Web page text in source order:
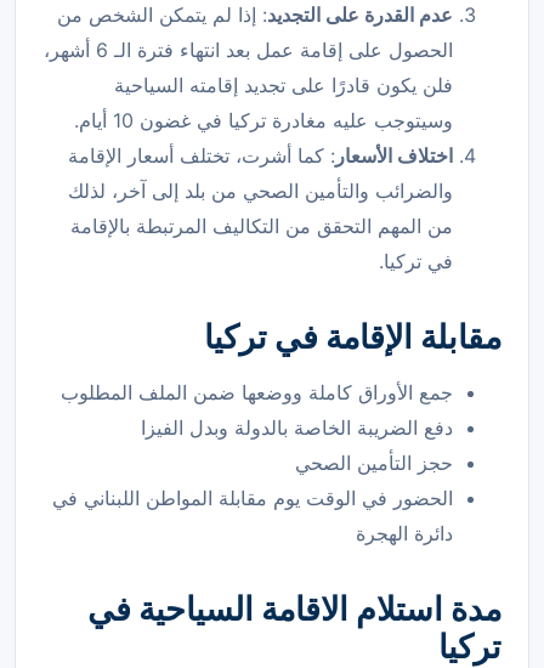
عدم القدرة على التجديد: إذا لم يتمكن الشخص من
الحصول على إقامة عمل بعد انتهاء فترة الـ 6 أشهر،
فلن يكون قادرًا على تجديد إقامته السياحية
وسيتوجب عليه مغادرة تركيا في غضون 10 أيام.
اختلاف الأسعار : كما أشرت، تختلف أسعار الإقامة
والضرائب والتأمين الصحي من بلد إلى آخر، لذلك
من المهم التحقق من التكاليف المرتبطة بالإقامة
في تركيا.
مقابلة الإقامة في تركيا
جمع الأوراق كاملة ووضعها ضمن الملف المطلوب
دفع الضريبة الخاصة بالدولة وبدل الفيزا
حجز التأمين الصحي
الحضور في الوقت يوم مقابلة المواطن اللبناني في
دائرة الهجرة
مدة استلام الاقامة السياحية في
تركيا